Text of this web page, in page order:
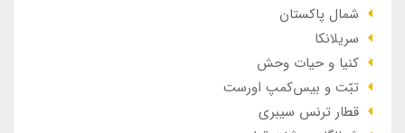
شمال پاکستان
سریلانکا
کنیا و حیات وحش
تبّت و بیس‌کمپ اورست
قطار ترنس سیبری